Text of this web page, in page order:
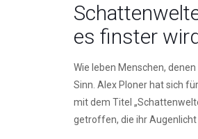
es finster
Wie leben Menschen,
Sinn. Alex Ploner hat sich
mit dem Titel
getroffen, die ihr Augenlicht